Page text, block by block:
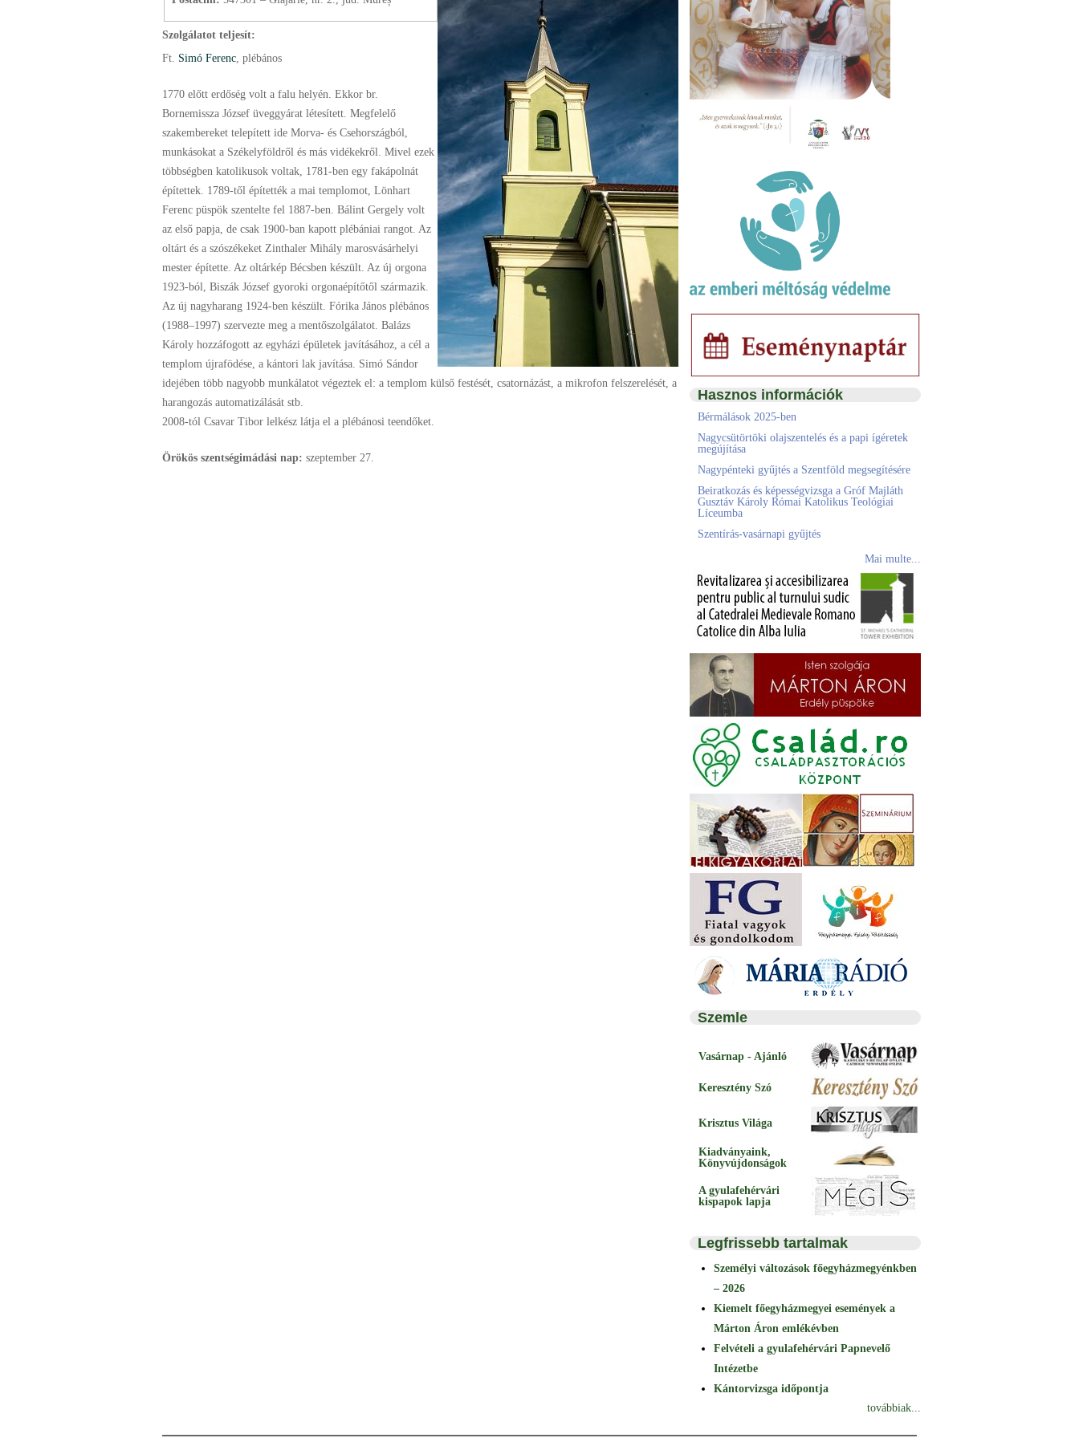
Szolgálatot teljesít:
Ft. Simó Ferenc , plébános
1770 előtt erdőség volt a falu helyén. Ekkor br.
Bornemissza József üveggyárat létesített. Megfelelő
szakembereket telepített ide Morva- és Csehországból,
munkásokat a Székelyföldről és más vidékekről. Mivel ezek
többségben katolikusok voltak, 1781-ben egy fakápolnát
építettek. 1789-től építették a mai templomot, Lönhart
Ferenc püspök szentelte fel 1887-ben. Bálint Gergely volt
az első papja, de csak 1900-ban kapott plébániai rangot. Az
oltárt és a szószékeket Zinthaler Mihály marosvásárhelyi
mester építette. Az oltárkép Bécsben készült. Az új orgona
1923-ból, Biszák József gyoroki orgonaépítőtől származik.
Az új nagyharang 1924-ben készült. Fórika János plébános
(1988–1997) szervezte meg a mentőszolgálatot. Balázs
Károly hozzáfogott az egyházi épületek javításához, a cél a
templom újrafödése, a kántori lak javítása. Simó Sándor
idejében több nagyobb munkálatot végeztek el: a templom külső festését, csatornázást, a mikrofon felszerelését, a
harangozás automatizálását stb.
2008-tól Csavar Tibor lelkész látja el a plébánosi teendőket.
Örökös szentségimádási nap: szeptember 27.
Hasznos információk
Bérmálások 2025-ben
Nagycsütörtöki olajszentelés és a papi ígéretek
megújítása
Nagypénteki gyűjtés a Szentföld megsegítésére
Beiratkozás és képességvizsga a Gróf Majláth
Gusztáv Károly Római Katolikus Teológiai
Líceumba
Szentírás-vasárnapi gyűjtés
Mai multe...
Szemle
Vasárnap - Ajánló
Keresztény Szó
Krisztus Világa
Kiadványaink,
Könyvújdonságok
A gyulafehérvári
kispapok lapja
Legfrissebb tartalmak
Személyi változások főegyházmegyénkben
– 2026
Kiemelt főegyházmegyei események a
Márton Áron emlékévben
Felvételi a gyulafehérvári Papnevelő
Intézetbe
Kántorvizsga időpontja
továbbiak...